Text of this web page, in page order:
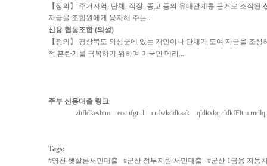
【정의】 주거지역, 단체, 직장, 종교 등의 유대관계를 근거로 조직된
자금을 조합원에게 융자해 주는...
신용 협동조합 (의성)
【정의】 경상북도 의성군에 있는 개인이나 단체가 모여 자금을 조
적 혼란기를 극복하기 위하여 미국인 메리...
주부 신용대출 링크
zhfldkesbtm
eocnfgnrl cnfwkddkaak qldkxkq-tldkfFltm rndlq
Tags:
#영천 햇살론서민대출 #군산 정부지원 서민대출 #군산 1금융 자동